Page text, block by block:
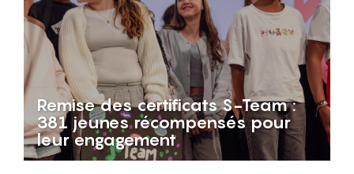
Remise des certificats S-Team :
381 jeunes récompensés pour
leur engagement